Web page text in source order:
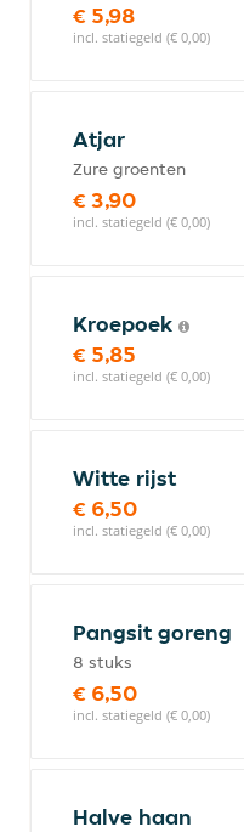
€ 5,98
incl. statiegeld (€ 0,00)
Atjar
Zure groenten
€ 3,90
incl. statiegeld (€ 0,00)
Kroepoek
€ 5,85
incl. statiegeld (€ 0,00)
Witte rijst
€ 6,50
incl. statiegeld (€ 0,00)
Pangsit goreng
8 stuks
€ 6,50
incl. statiegeld (€ 0,00)
Halve haan